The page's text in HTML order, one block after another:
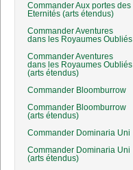
Commander Aux portes des
Eternités (arts étendus)
Commander Aventures
dans les Royaumes Oubliés
Commander Aventures
dans les Royaumes Oubliés
(arts étendus)
Commander Bloomburrow
Commander Bloomburrow
(arts étendus)
Commander Dominaria Uni
Commander Dominaria Uni
(arts étendus)